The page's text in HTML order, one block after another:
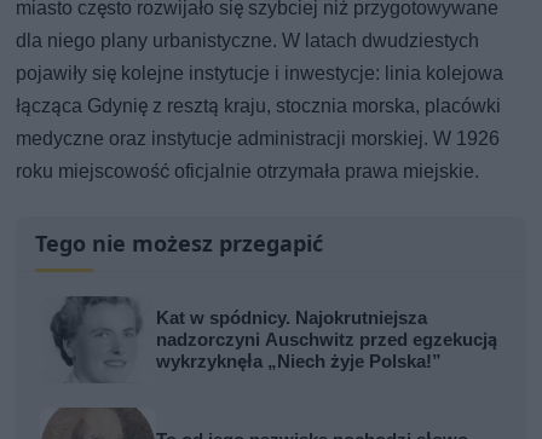
miasto często rozwijało się szybciej niż przygotowywane
dla niego plany urbanistyczne. W latach dwudziestych
pojawiły się kolejne instytucje i inwestycje: linia kolejowa
łącząca Gdynię z resztą kraju, stocznia morska, placówki
medyczne oraz instytucje administracji morskiej. W 1926
roku miejscowość oficjalnie otrzymała prawa miejskie.
Tego nie możesz przegapić
Kat w spódnicy. Najokrutniejsza
nadzorczyni Auschwitz przed egzekucją
wykrzyknęła „Niech żyje Polska!”